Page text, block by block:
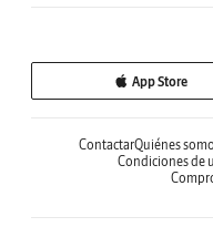
App Store
ContactarQuiénes
Condiciones de